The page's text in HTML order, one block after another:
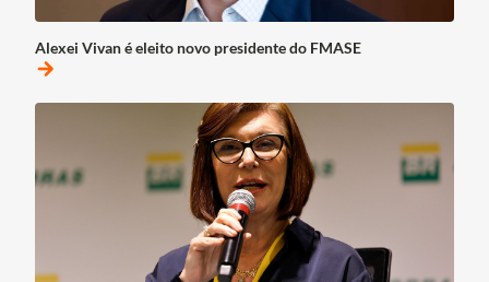
Alexei Vivan é eleito novo presidente do FMASE
arrow_forward